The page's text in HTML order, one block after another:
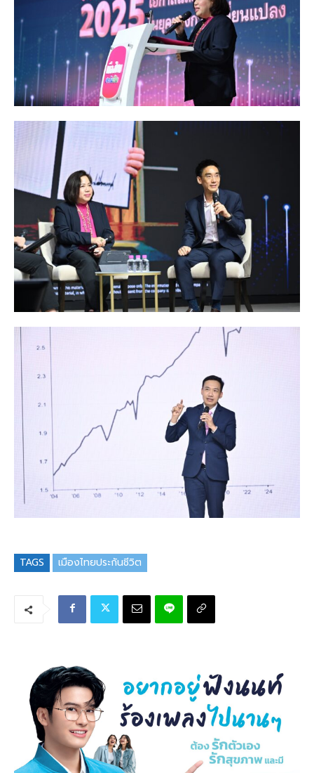
TAGS เมืองไทยประกันชีวิต